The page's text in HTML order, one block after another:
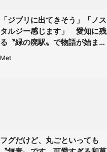
「ジブリに出てきそう」「ノス
タルジー感じます」 愛知に残
る〝緑の廃駅〟で物語が始まり
Met
フグだけど、丸ごといっても